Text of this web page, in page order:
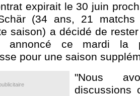
expirait le 30 juin
(34 ans, 21 matchs
saison) a décidé de
annoncé ce mardi la
pour une saison
"Nous
discussions